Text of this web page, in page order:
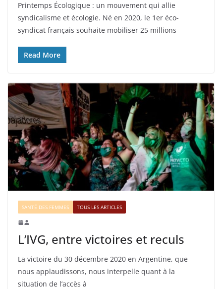
Printemps Écologique : un mouvement qui allie
syndicalisme et écologie. Né en 2020, le 1er éco-
syndicat français souhaite mobiliser 25 millions
Read More
SANTÉ DES FEMMES TOUS LES ARTICLES
L’IVG, entre victoires et reculs
La victoire du 30 décembre 2020 en Argentine, que
nous applaudissons, nous interpelle quant à la
situation de l’accès à